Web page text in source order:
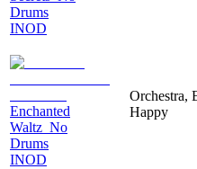
Drums
INOD
Enchanted
Waltz_No
Drums
INOD
Orchestra,
Happy